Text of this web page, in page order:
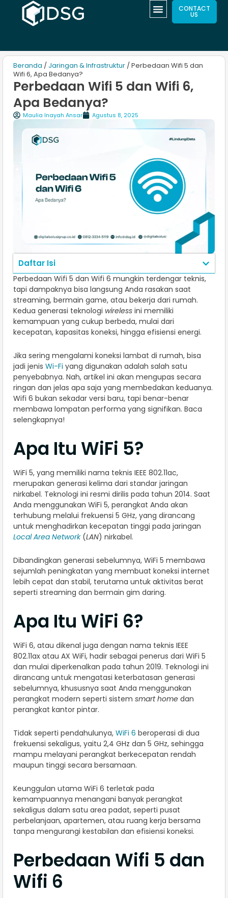
CONTACT
US
Beranda / Jaringan & Infrastruktur / Perbedaan Wifi 5 dan
Wifi 6​, Apa Bedanya?
Perbedaan Wifi 5 dan Wifi 6​,
Apa Bedanya?
Maulia Inayah Ansar Agustus 8, 2025
Daftar Isi
Perbedaan Wifi 5 dan Wifi 6 mungkin terdengar teknis,
tapi dampaknya bisa langsung Anda rasakan saat
streaming, bermain game, atau bekerja dari rumah.
Kedua generasi teknologi wireless ini memiliki
kemampuan yang cukup berbeda, mulai dari
kecepatan, kapasitas koneksi, hingga efisiensi energi.
Jika sering mengalami koneksi lambat di rumah, bisa
jadi jenis Wi-Fi yang digunakan adalah salah satu
penyebabnya. Nah, artikel ini akan mengupas secara
ringan dan jelas apa saja yang membedakan keduanya.
Wifi 6 bukan sekadar versi baru, tapi benar-benar
membawa lompatan performa yang signifikan. Baca
selengkapnya!
Apa Itu WiFi 5?
WiFi 5, yang memiliki nama teknis IEEE 802.11ac,
merupakan generasi kelima dari standar jaringan
nirkabel. Teknologi ini resmi dirilis pada tahun 2014. Saat
Anda menggunakan WiFi 5, perangkat Anda akan
terhubung melalui frekuensi 5 GHz, yang dirancang
untuk menghadirkan kecepatan tinggi pada jaringan
Local Area Network(LAN) nirkabel.
Dibandingkan generasi sebelumnya, WiFi 5 membawa
sejumlah peningkatan yang membuat koneksi internet
lebih cepat dan stabil, terutama untuk aktivitas berat
seperti streaming dan bermain gim daring.
Apa Itu WiFi 6?
WiFi 6, atau dikenal juga dengan nama teknis IEEE
802.11ax atau AX WiFi, hadir sebagai penerus dari WiFi 5
dan mulai diperkenalkan pada tahun 2019. Teknologi ini
dirancang untuk mengatasi keterbatasan generasi
sebelumnya, khususnya saat Anda menggunakan
perangkat modern seperti sistem smart home dan
perangkat kantor pintar.
Tidak seperti pendahulunya, WiFi 6 beroperasi di dua
frekuensi sekaligus, yaitu 2,4 GHz dan 5 GHz, sehingga
mampu melayani perangkat berkecepatan rendah
maupun tinggi secara bersamaan.
Keunggulan utama WiFi 6 terletak pada
kemampuannya menangani banyak perangkat
sekaligus dalam satu area padat, seperti pusat
perbelanjaan, apartemen, atau ruang kerja bersama
tanpa mengurangi kestabilan dan efisiensi koneksi.
Perbedaan Wifi 5 dan
Wifi 6